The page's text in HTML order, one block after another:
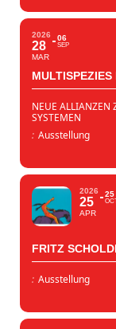
2026
28
MAR
06
SEP
NEUE ALLIANZEN
SYSTEMEN
: Ausstellung
2026
25
APR
25
FRITZ
: Ausstellung